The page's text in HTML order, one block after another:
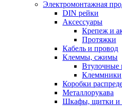
Электромонтажная
DIN рейки
Аксессуары
Крепеж и
Протяжки
Кабель и провод
Клеммы, сжимы
Втулочные
Клеммники
Коробки
Металлорукава
Шкафы, щитки и